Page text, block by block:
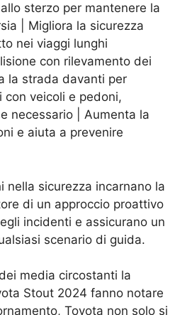
sterzo per mantenere la
| Migliora la sicurezza
nei viaggi lunghi
con rilevamento dei
la strada davanti per
con veicoli e pedoni,
necessario | Aumenta la
e aiuta a prevenire
nella sicurezza incarnano la
di un approccio proattivo
incidenti e assicurano un
scenario di guida.
media circostanti la
Stout 2024 fanno notare
Toyota non solo si